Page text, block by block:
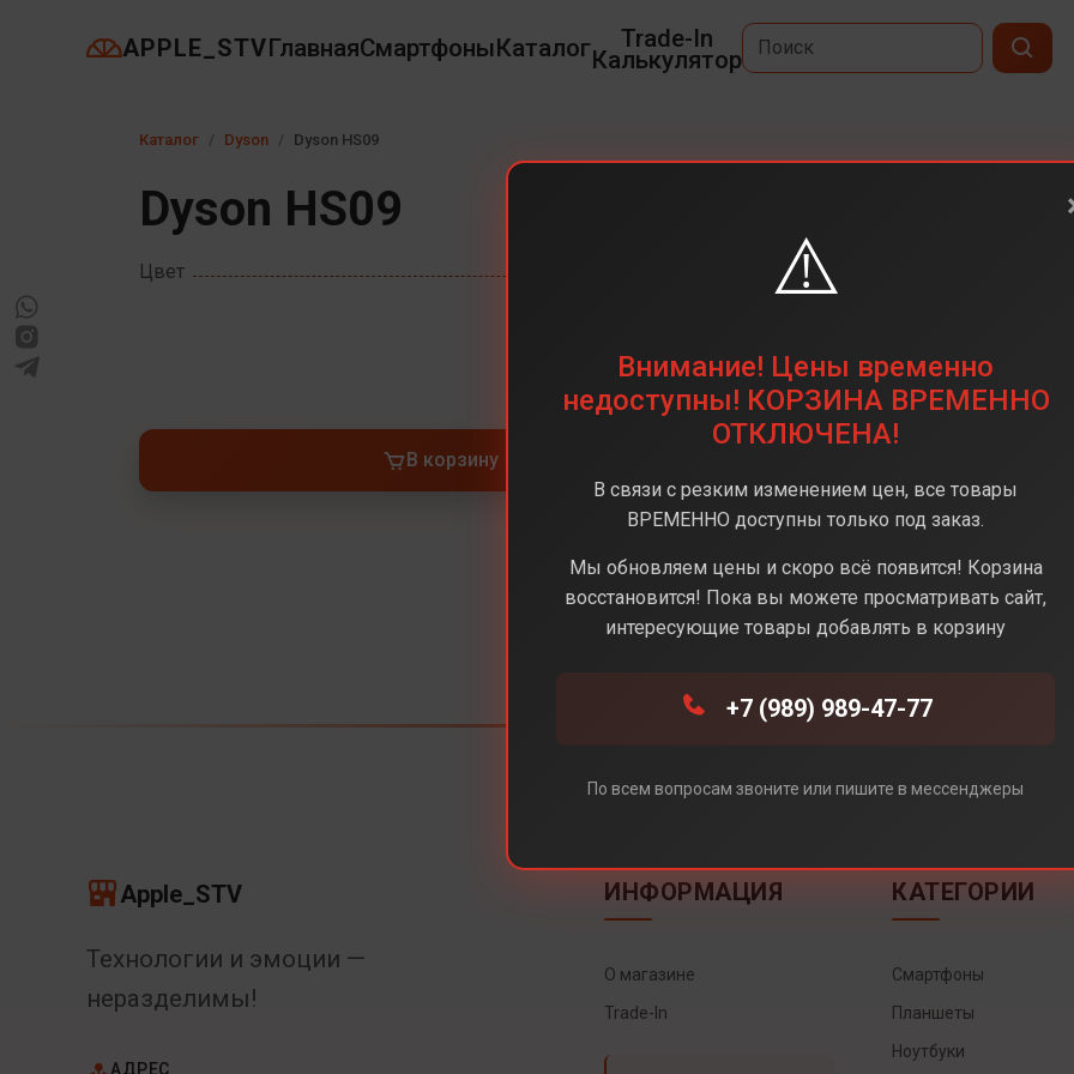
APPLE_STVГлавнаяСмартфоныКаталог Trade-In
Калькулятор
Каталог Dyson Dyson HS09
Dyson HS09
Цвет
В корзину
Apple_STV
Технологии и эмоции —
неразделимы!
АДРЕС
ИНФОРМАЦИЯ
О магазине
Trade-In
КАТЕГОРИИ
Смартфоны
Планшеты
Ноутбуки
⚠️
Внимание! Цены временно
недоступны! КОРЗИНА ВРЕМЕННО
ОТКЛЮЧЕНА!
В связи с резким изменением цен, все товары
ВРЕМЕННО доступны только под заказ.
Мы обновляем цены и скоро всё появится! Корзина
восстановится! Пока вы можете просматривать сайт,
интересующие товары добавлять в корзину
+7 (989) 989-47-77
По всем вопросам звоните или пишите в мессенджеры